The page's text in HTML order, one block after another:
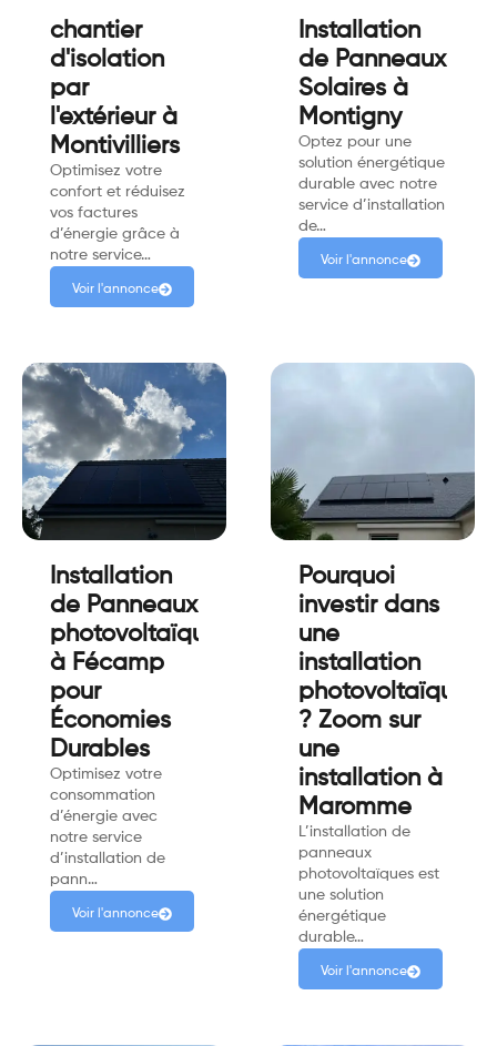
chantier
d'isolation
par
l'extérieur à
Montivilliers
Optimisez votre
confort et réduisez
vos factures
d’énergie grâce à
notre service…
Voir l'annonce
Installation
de Panneaux
Solaires à
Montigny
Optez pour une
solution énergétique
durable avec notre
service d’installation
de…
Voir l'annonce
Installation
de Panneaux
photovoltaïques
à Fécamp
pour
Économies
Durables
Optimisez votre
consommation
d’énergie avec
notre service
d’installation de
pann…
Voir l'annonce
Pourquoi
investir dans
une
installation
photovoltaïque
? Zoom sur
une
installation à
Maromme
L’installation de
panneaux
photovoltaïques est
une solution
énergétique
durable…
Voir l'annonce